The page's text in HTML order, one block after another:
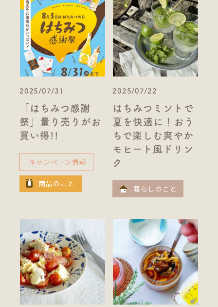
2025/07/31
「はちみつ感謝
祭」量り売りがお
買い得!!
キャンペーン情報
商品のこと
2025/07/22
はちみつミントで
夏を快適に！おう
ちで楽しむ爽やか
モヒート風ドリン
ク
暮らしのこと